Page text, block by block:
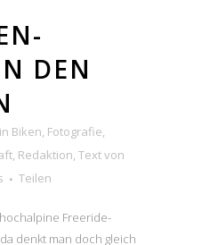
DEN
in Biken, Fotografie,
, Redaktion, Textvon
Teilen
Freeride-
denkt man doch gleich